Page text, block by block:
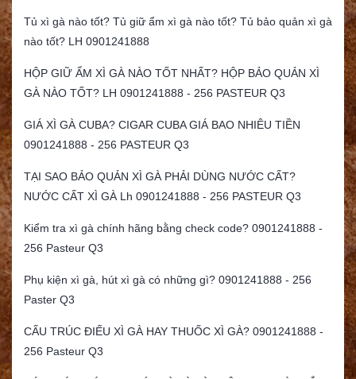
Tủ xì gà nào tốt? Tủ giữ ẩm xì gà nào tốt? Tủ bảo quản xì gà
nào tốt? LH 0901241888
HỘP GIỮ ẨM XÌ GÀ NÀO TỐT NHẤT? HỘP BẢO QUẢN XÌ
GÀ NÀO TỐT? LH 0901241888 - 256 PASTEUR Q3
GIÁ XÌ GÀ CUBA? CIGAR CUBA GIÁ BAO NHIÊU TIỀN
0901241888 - 256 PASTEUR Q3
TẠI SAO BẢO QUẢN XÌ GÀ PHẢI DÙNG NƯỚC CẤT?
NƯỚC CẤT XÌ GÀ Lh 0901241888 - 256 PASTEUR Q3
Kiểm tra xì gà chính hãng bằng check code? 0901241888 -
256 Pasteur Q3
Phụ kiện xì gà, hút xì gà có những gì? 0901241888 - 256
Paster Q3
CẤU TRÚC ĐIẾU XÌ GÀ HAY THUỐC XÌ GÀ? 0901241888 -
256 Pasteur Q3